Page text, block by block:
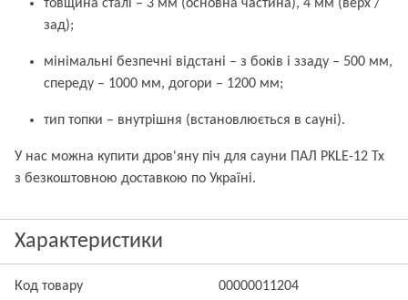
товщина сталі – 3 мм (основна частина), 4 мм (верх /
зад);
мінімальні безпечні відстані – з боків і ззаду – 500 мм,
спереду – 1000 мм, догори – 1200 мм;
тип топки – внутрішня (встановлюється в сауні).
У нас можна купити дров'яну піч для сауни ПАЛ PKLE-12 Tx
з безкоштовною доставкою по Україні.
Характеристики
Код товару 00000011204